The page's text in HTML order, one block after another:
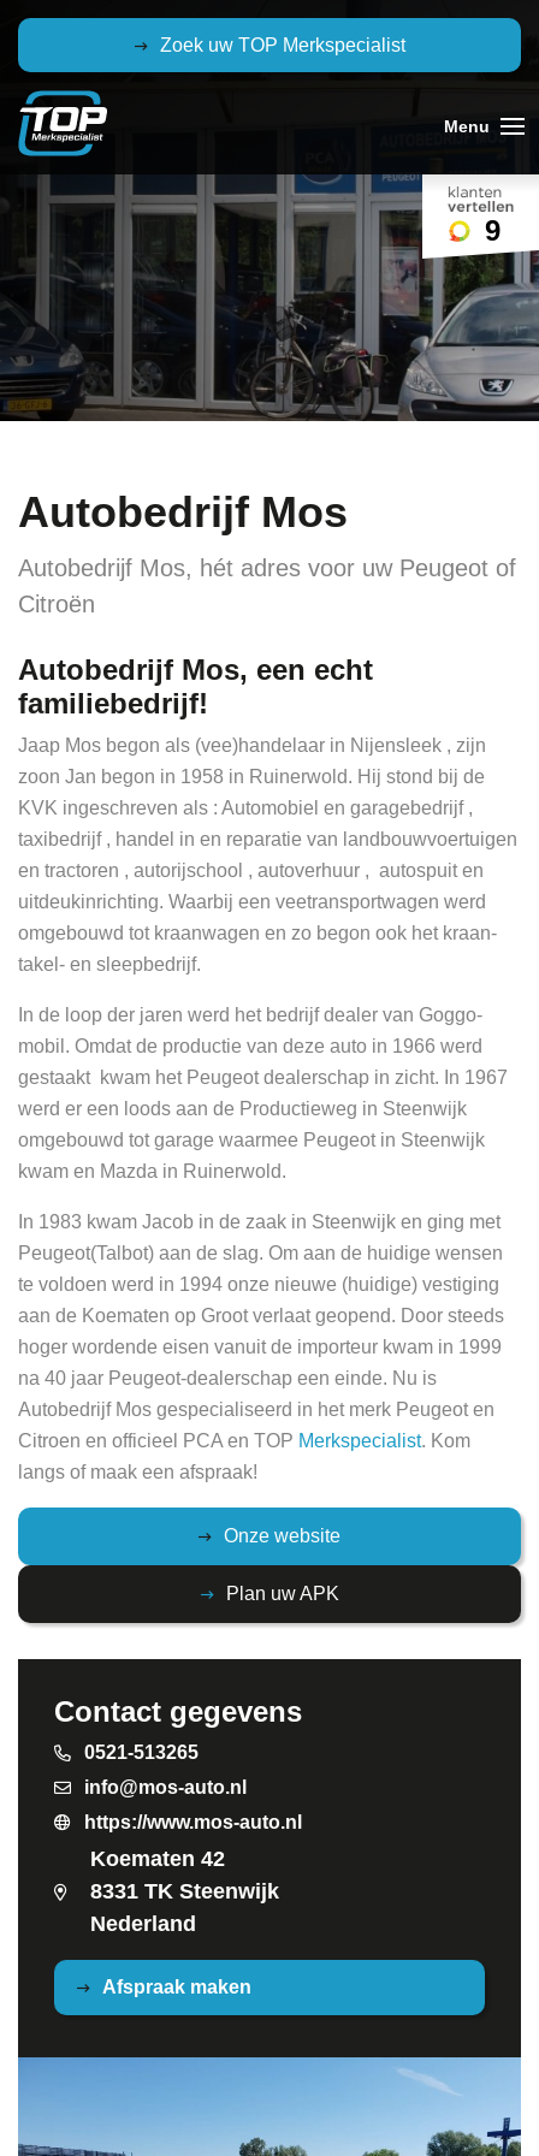
Zoek uw TOP Merkspecialist
9
Autobedrijf Mos
Autobedrijf Mos, hét adres voor uw Peugeot of
Citroën
Autobedrijf Mos, een echt
familiebedrijf!
Jaap Mos begon als (vee)handelaar in Nijensleek , zijn
zoon Jan begon in 1958 in Ruinerwold. Hij stond bij de
KVK ingeschreven als : Automobiel en garagebedrijf ,
taxibedrijf , handel in en reparatie van landbouwvoertuigen
en tractoren , autorijschool , autoverhuur , autospuit en
uitdeukinrichting. Waarbij een veetransportwagen werd
omgebouwd tot kraanwagen en zo begon ook het kraan-
takel- en sleepbedrijf.
In de loop der jaren werd het bedrijf dealer van Goggo-
mobil. Omdat de productie van deze auto in 1966 werd
gestaakt kwam het Peugeot dealerschap in zicht. In 1967
werd er een loods aan de Productieweg in Steenwijk
omgebouwd tot garage waarmee Peugeot in Steenwijk
kwam en Mazda in Ruinerwold.
In 1983 kwam Jacob in de zaak in Steenwijk en ging met
Peugeot(Talbot) aan de slag. Om aan de huidige wensen
te voldoen werd in 1994 onze nieuwe (huidige) vestiging
aan de Koematen op Groot verlaat geopend. Door steeds
hoger wordende eisen vanuit de importeur kwam in 1999
na 40 jaar Peugeot-dealerschap een einde. Nu is
Autobedrijf Mos gespecialiseerd in het merk Peugeot en
Citroen en officieel PCA en TOP Merkspecialist. Kom
langs of maak een afspraak!
Onze website
Plan uw APK
Contact gegevens
0521-513265
info@mos-auto.nl
https://www.mos-auto.nl
Koematen 42
8331 TK Steenwijk
Nederland
Afspraak maken